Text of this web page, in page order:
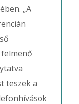
„A
teszek a